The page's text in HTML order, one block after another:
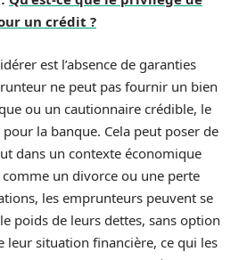
un crédit ?
est l’absence de garanties
ne peut pas fournir un bien
ou un cautionnaire crédible, le
la banque. Cela peut poser de
dans un contexte économique
un divorce ou une perte
les emprunteurs peuvent se
poids de leurs dettes, sans option
leur situation financière, ce qui les